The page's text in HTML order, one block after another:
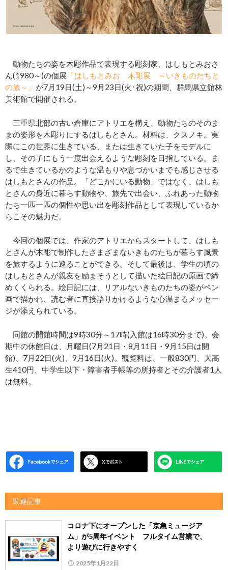
動物たちの姿を木彫作品で表現する彫刻家、はしもとみおさ
ん(1980～)の個展 「はしもとみお 木彫展 ～いきものたちと
の旅～」 が7月19日(土)～9月23日(火･祝)の期間、群馬県立館林
美術館で開催される。
三重県北部の古い倉庫にアトリエを構え、動物たちのそのま
まの姿形を木彫りにするはしもとさん。材料は、クスノキ。実
際にこの世界に生きている、または生きていた子をモデルに
し、その子にもう一度出会えるような彫刻を目指している。ま
るで生きているかのような温もりや息づかいまでも感じさせる
はしもとさんの作品。「どこかにいる動物」ではなく、はしも
とさんの身近に暮らす動物や、旅先で出会い、ふれあった動物
たち一匹一匹の個性や思い出を彫刻作品として表現しているか
らこその魅力だ。
今回の個展では、作家のアトリエからスタートして、はしも
とさんが木彫で制作したさまざまないきものたちが暮らす風景
を旅するように巡ることができる。そして最後は、学生の頃の
はしもとさんが親友を励まそうとして描いた絵日記の原画で締
めくくられる。絵日記には、リアルないきものたちの姿がペン
画で描かれ、読む者に直接語りかけるような心温まるメッセー
ジが添えられている。
同館の開館時間は9時30分～17時(入館は16時30分まで)。会
期中の休館日は、月曜日(7月21日・8月11日・9月15日は開
館)、7月22日(火)、9月16日(火)。観覧料は、一般830円、大高
生410円、中学生以下・障害者手帳等の所持者とその介護者1人
は無料。
関連記事
コロナ下にオープンした「京急ミュージア
ム」が5周年イベント フルタイム営業で、
より遊びに行きやすく
2025年1月22日